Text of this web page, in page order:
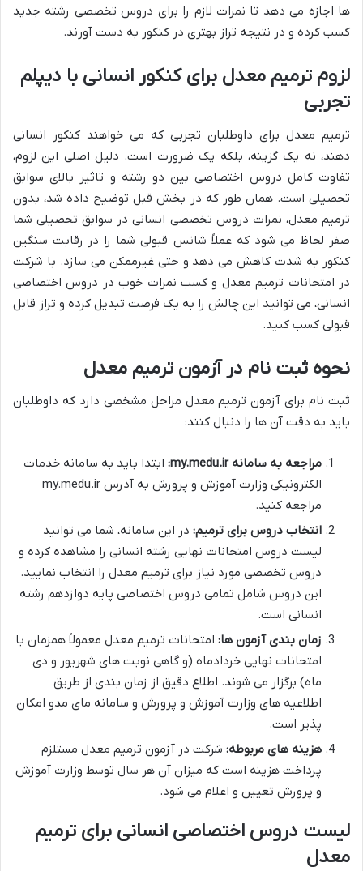
ها اجازه می دهد تا نمرات لازم را برای دروس تخصصی رشته جدید
کسب کرده و در نتیجه تراز بهتری در کنکور به دست آورند.
لزوم ترمیم معدل برای کنکور انسانی با دیپلم
تجربی
ترمیم معدل برای داوطلبان تجربی که می خواهند کنکور انسانی
دهند، نه یک گزینه، بلکه یک ضرورت است. دلیل اصلی این لزوم،
تفاوت کامل دروس اختصاصی بین دو رشته و تاثیر بالای سوابق
تحصیلی است. همان طور که در بخش قبل توضیح داده شد، بدون
ترمیم معدل، نمرات دروس تخصصی انسانی در سوابق تحصیلی شما
صفر لحاظ می شود که عملاً شانس قبولی شما را در رقابت سنگین
کنکور به شدت کاهش می دهد و حتی غیرممکن می سازد. با شرکت
در امتحانات ترمیم معدل و کسب نمرات خوب در دروس اختصاصی
انسانی، می توانید این چالش را به یک فرصت تبدیل کرده و تراز قابل
قبولی کسب کنید.
نحوه ثبت نام در آزمون ترمیم معدل
ثبت نام برای آزمون ترمیم معدل مراحل مشخصی دارد که داوطلبان
باید به دقت آن ها را دنبال کنند:
مراجعه به سامانه my.medu.ir:
ابتدا باید به سامانه خدمات
الکترونیکی وزارت آموزش و پرورش به آدرس my.medu.ir
مراجعه کنید.
انتخاب دروس برای ترمیم: در این سامانه، شما می توانید
لیست دروس امتحانات نهایی رشته انسانی را مشاهده کرده و
دروس تخصصی مورد نیاز برای ترمیم معدل را انتخاب نمایید.
این دروس شامل تمامی دروس اختصاصی پایه دوازدهم رشته
انسانی است.
زمان بندی آزمون ها: امتحانات ترمیم معدل معمولاً همزمان با
امتحانات نهایی خردادماه (و گاهی نوبت های شهریور و دی
ماه) برگزار می شوند. اطلاع دقیق از زمان بندی از طریق
اطلاعیه های وزارت آموزش و پرورش و سامانه مای مدو امکان
پذیر است.
هزینه های مربوطه: شرکت در آزمون ترمیم معدل مستلزم
پرداخت هزینه است که میزان آن هر سال توسط وزارت آموزش
و پرورش تعیین و اعلام می شود.
لیست دروس اختصاصی انسانی برای ترمیم
معدل